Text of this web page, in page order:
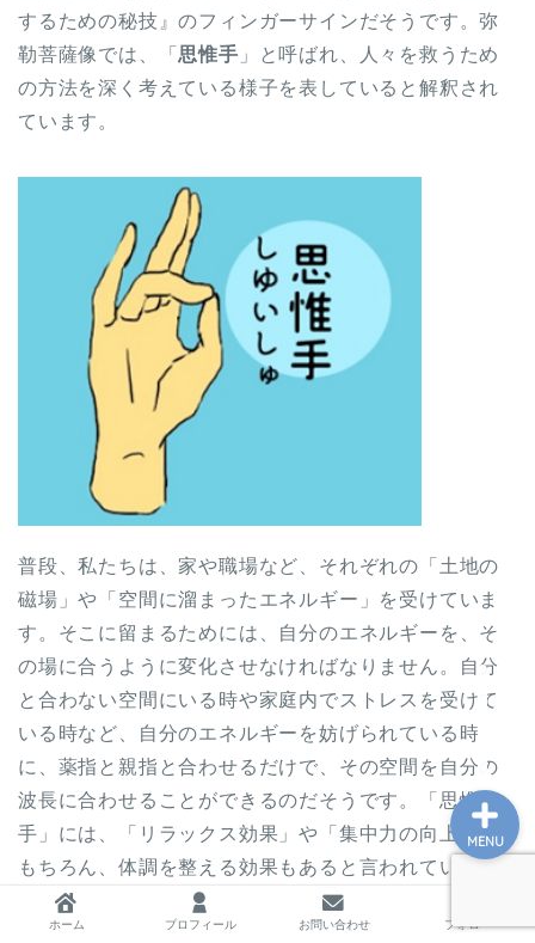
するための秘技』のフィンガーサインだそうです。弥
勒菩薩像では、「 思惟手 」と呼ばれ、人々を救うため
の方法を深く考えている様子を表していると解釈され
ています。
普段、私たちは、家や職場など、それぞれの「土地の
磁場」や「空間に溜まったエネルギー」を受けていま
す。そこに留まるためには、自分のエネルギーを、そ
の場に合うように変化させなければなりません。自分
と合わない空間にいる時や家庭内でストレスを受けて
いる時など、自分のエネルギーを妨げられている時
に、薬指と親指と合わせるだけで、その空間を自分の
波長に合わせることができるのだそうです。「思惟
手」には、「リラックス効果」や「集中力の向上」は
もちろん、体調を整える効果もあると言われていま
す。
ホーム プロフィール お問い合わせ フォロー
MENU
プロフィール
お問い合わせ
私の教育実践記録